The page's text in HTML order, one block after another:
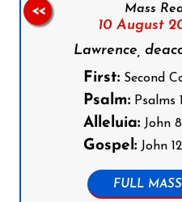
Mass
10 August
Lawrence,
First: Second
Psalm: Psalms
Alleluia: John
Gospel: John
FULL
<<